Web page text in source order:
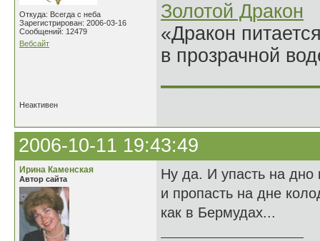
Откуда: Всегда с неба
Зарегистрирован: 2006-03-16
Сообщений: 12479
Вебсайт
Золотой Дракон
«Дракон
в прозрачной
Неактивен
2006-10-11 19:43:49
Ирина Каменская
Автор сайта
Ну да. И упасть на дно
и пропасть на дне
как в Бермудах...